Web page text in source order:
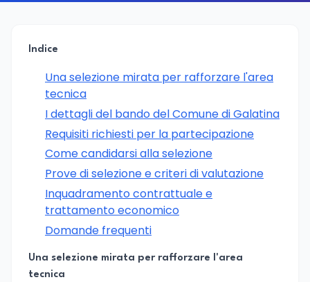
Indice
Una selezione mirata per rafforzare l'area
tecnica
I dettagli del bando del Comune di Galatina
Requisiti richiesti per la partecipazione
Come candidarsi alla selezione
Prove di selezione e criteri di valutazione
Inquadramento contrattuale e
trattamento economico
Domande frequenti
Una selezione mirata per rafforzare l'area
tecnica